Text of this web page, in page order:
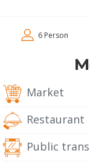
6 Person
Market
Restaurant
Public